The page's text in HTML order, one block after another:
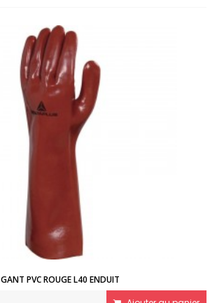
GANT PVC ROUGE L40 ENDUIT